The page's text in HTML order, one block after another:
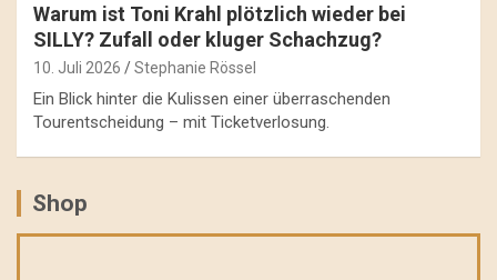
Warum ist Toni Krahl plötzlich wieder bei
SILLY? Zufall oder kluger Schachzug?
10. Juli 2026 Stephanie Rössel
Ein Blick hinter die Kulissen einer überraschenden
Tourentscheidung – mit Ticketverlosung.
Shop